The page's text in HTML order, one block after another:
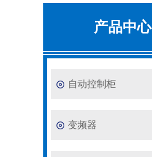
产品中心
自动控制柜
变频器